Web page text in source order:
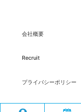
会社概要
Recruit
プライバシーポリシー